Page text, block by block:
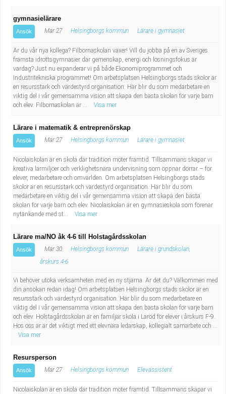
gymnasielärare
Ansök Mar 27 Helsingborgs kommun Lärare i gymnasiet
Är du vår nya kollega? Filbornaskolan växer! Vill du jobba på en av Sveriges
främsta idrottsgymnasier där gemenskap, energi och lösningsfokus är
vardag? Just nu expanderar vi på både Ekonomiprogrammet och
Industritekniska programmet! Om arbetsplatsen Helsingborgs stads skolor är
en resursstark och värdestyrd organisation. Här blir du som medarbetare en
viktig del i vår gemensamma vision att skapa den bästa skolan för varje barn
och elev. Filbornaskolan är ...
Visa mer
Lärare i matematik & entreprenörskap
Ansök Mar 27 Helsingborgs kommun Lärare i gymnasiet
Nicolaiskolan är en skola där tradition möter framtid. Tillsammans skapar vi
kreativa lärmiljöer och verklighetsnära undervisning som öppnar dörrar – för
elever, medarbetare och omvärlden. Om arbetsplatsen Helsingborgs stads
skolor är en resursstark och värdestyrd organisation. Här blir du som
medarbetare en viktig del i vår gemensamma vision att skapa den bästa
skolan för varje barn och elev. Nicolaiskolan är en gymnasieskola som förenar
nytänkande med st...
Visa mer
Lärare ma/NO åk 4-6 till Holstagårdsskolan
Ansök Mar 30 Helsingborgs kommun
Lärare i grundskolan,
årskurs 4-6
Vi behöver utöka verksamheten med en ny stjärna. Är det du? Välkommen med
din ansökan redan idag! Om arbetsplatsen Helsingborgs stads skolor är en
resursstark och värdestyrd organisation. Här blir du som medarbetare en
viktig del i vår gemensamma vision att skapa den bästa skolan för varje barn
och elev. Holstagårdsskolan är en familjär skola i Laröd för elever i årskurs F-9.
Hos oss är är det viktigt med ett elevnära ledarskap, kollegialt samarbete och ...
Visa mer
Resursperson
Ansök Mar 27 Helsingborgs kommun Elevassistent
Nicolaiskolan är en skola där tradition möter framtid. Tillsammans skapar vi